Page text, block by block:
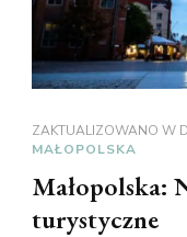
ZAKTUALIZOWANO W
MAŁOPOLSKA
Małopolska:
turystyczne